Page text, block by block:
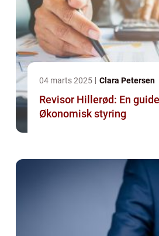
04 marts 2025 Clara Petersen
Revisor Hillerød: En
Økonomisk styring